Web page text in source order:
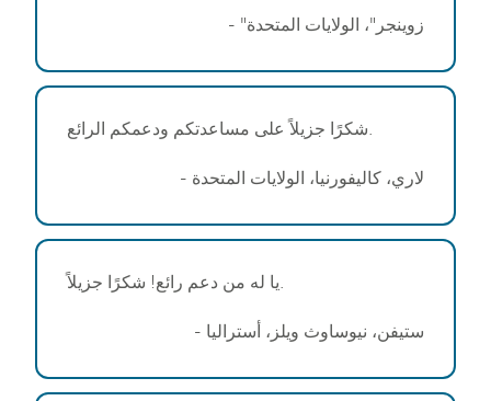
- "زوينجر"، الولايات المتحدة
شكرًا جزيلاً على مساعدتكم ودعمكم الرائع.
- لاري، كاليفورنيا، الولايات المتحدة
يا له من دعم رائع! شكرًا جزيلاً.
- ستيفن، نيوساوث ويلز، أستراليا